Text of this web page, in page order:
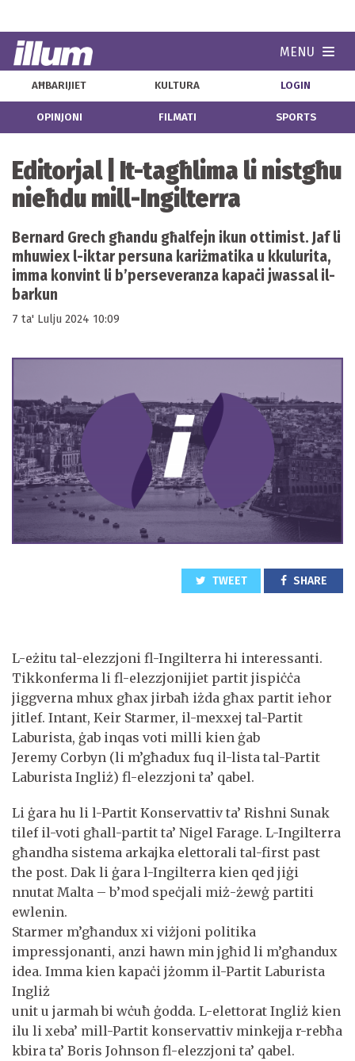
MENU
AĦBARIJIET KULTURA LOGIN
OPINJONI FILMATI SPORTS
Editorjal | It-tagħlima li nistgħu
nieħdu mill-Ingilterra
Bernard Grech għandu għalfejn ikun ottimist. Jaf li
mhuwiex l-iktar persuna kariżmatika u kkulurita,
imma konvint li b’perseveranza kapaċi jwassal il-
barkun
7 ta' Lulju 2024 10:09
TWEET SHARE
L-eżitu tal-elezzjoni fl-Ingilterra hi interessanti.
Tikkonferma li fl-elezzjonijiet partit jispiċċa
jiggverna mhux għax jirbaħ iżda għax partit ieħor
jitlef. Intant, Keir Starmer, il-mexxej tal-Partit
Laburista, ġab inqas voti milli kien ġab
Jeremy Corbyn (li m’għadux fuq il-lista tal-Partit
Laburista Ingliż) fl-elezzjoni ta’ qabel.
Li ġara hu li l-Partit Konservattiv ta’ Rishni Sunak
tilef il-voti għall-partit ta’ Nigel Farage. L-Ingilterra
għandha sistema arkajka elettorali tal-first past
the post. Dak li ġara l-Ingilterra kien qed jiġi
nnutat Malta – b’mod speċjali miż-żewġ partiti
ewlenin.
Starmer m’għandux xi viżjoni politika
impressjonanti, anzi hawn min jgħid li m’għandux
idea. Imma kien kapaċi jżomm il-Partit Laburista
Ingliż
unit u jarmah bi wċuħ ġodda. L-elettorat Ingliż kien
ilu li xeba’ mill-Partit konservattiv minkejja r-rebħa
kbira ta’ Boris Johnson fl-elezzjoni ta’ qabel.